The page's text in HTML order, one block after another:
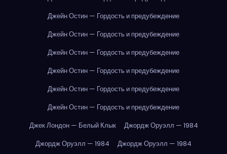
Джейн Остин — Гордость и предубеждение
Джейн Остин — Гордость и предубеждение
Джейн Остин — Гордость и предубеждение
Джейн Остин — Гордость и предубеждение
Джейн Остин — Гордость и предубеждение
Джейн Остин — Гордость и предубеждение
Джек Лондон — Белый Клык
Джордж Оруэлл — 1984
Джордж Оруэлл — 1984
Джордж Оруэлл — 1984